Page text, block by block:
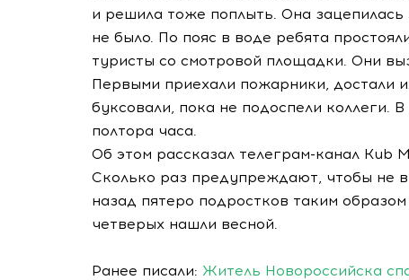
и решила тоже поплыть. Она зацепилась
не было. По пояс в воде ребята
туристы со смотровой площадки. Они
Первыми приехали пожарники, достали
буксовали, пока не подоспели коллеги.
полтора часа.
Об этом рассказал телеграм-канал Kub
Сколько раз предупреждают, чтобы не
назад пятеро подростков таким
четверых нашли весной.
Ранее писали: Житель Новороссийска